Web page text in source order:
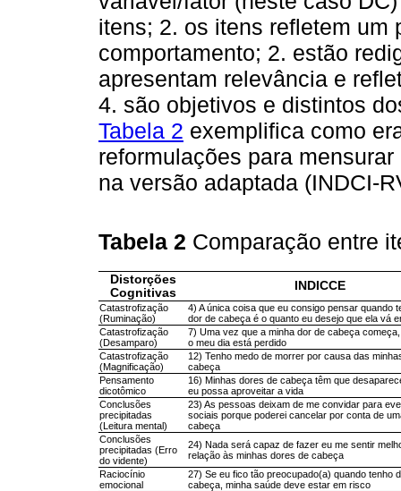
itens; 2. os itens refletem um
comportamento; 2. estão
apresentam relevância e
4. são objetivos e distintos
Tabela 2 exemplifica como
reformulações para
na versão adaptada (INDCI-
Tabela 2 Comparação entre
Distorções
Cognitivas
INDICCE
Catastrofização
(Ruminação)
4) A única coisa que eu consigo pensar quando
dor de cabeça é o quanto eu desejo que ela vá
Catastrofização
(Desamparo)
7) Uma vez que a minha dor de cabeça
o meu dia está perdido
Catastrofização
(Magnificação)
12) Tenho medo de morrer por causa das
cabeça
Pensamento
dicotômico
16) Minhas dores de cabeça têm que
eu possa aproveitar a vida
Conclusões
precipitadas
(Leitura mental)
23) As pessoas deixam de me convidar para
sociais porque poderei cancelar por conta de
cabeça
Conclusões
precipitadas (Erro
do vidente)
24) Nada será capaz de fazer eu me sentir
relação às minhas dores de cabeça
Raciocínio
emocional
27) Se eu fico tão preocupado(a) quando tenho
cabeça, minha saúde deve estar em risco